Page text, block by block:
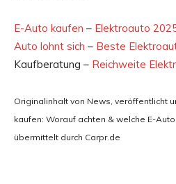
E-Auto kaufen – Elektroauto
Auto lohnt sich – Beste
Kaufberatung – Reichweite
Originalinhalt von News, veröffentlicht
kaufen: Worauf achten & welche E-
übermittelt durch Carpr.de